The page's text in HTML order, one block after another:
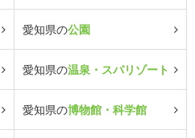
愛知県の公園
愛知県の温泉・スパリゾート
愛知県の博物館・科学館